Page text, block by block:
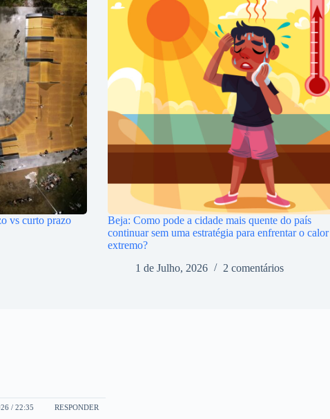
vs curto prazo
Beja: Como pode a cidade mais quente do país
continuar sem uma estratégia para enfrentar o calor
extremo?
1 de Julho, 2026
2 comentários
/ 22:35 RESPONDER